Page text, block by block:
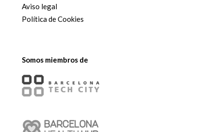
Aviso legal
Política de Cookies
Somos miembros de